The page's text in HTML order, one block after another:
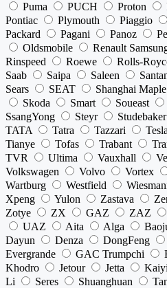
Puma
PUCH Proton
Pontiac
Plymouth Piaggio
Packard
Pagani Panoz
Oldsmobile
Renault
Rinspeed
Roewe Rolls-
Saab
Saipa Saleen
Sears
SEAT Shanghai Maple
Skoda
Smart Soueast
SsangYong
Steyr Studebaker
TATA
Tatra Tazzari Tesla
Tianye
Tofas Trabant
TVR
Ultima Vauxhall
Volkswagen
Volvo Vortex
Wartburg
Westfield
Xpeng
Yulon Zastava
Zotye
ZX GAZ ZAZ
UAZ
Aita Alga
Dayun
Denza DongFeng
Evergrande
GAC Trumpchi
Khodro
Jetour Jetta Kaiyi
Li
Seres Shuanghuan